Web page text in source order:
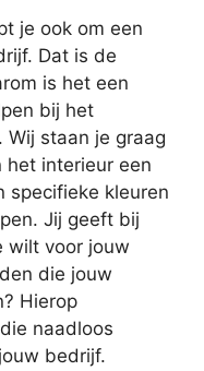
je ook om een
Dat is de
is het een
bij het
Wij staan je graag
interieur een
specifieke kleuren
Jij geeft bij
wilt voor jouw
die jouw
Hierop
naadloos
bedrijf.